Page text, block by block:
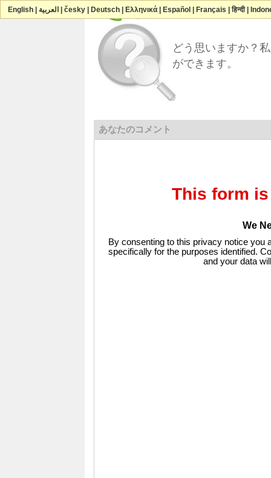
と連絡を取るReady-Market Online
どう思いますか？
ができます。
あなたのコメント
English| العربية česky| Deutsch| Ελληνικά| Español Français हिन्दी|